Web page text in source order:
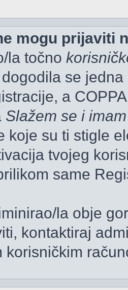
mogu prijaviti
la točno
se
a
Slažem se i
koje su ti stigle
tvojeg
same
la obje
kontaktiraj
korisničkim